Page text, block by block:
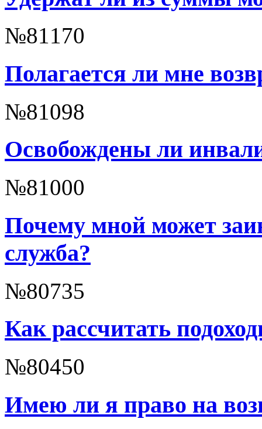
№81170
Полагается ли мне
№81098
Освобождены ли
№81000
Почему мной может
служба?
№80735
Как рассчитать
№80450
Имею ли я право на